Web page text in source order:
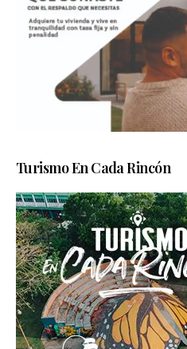
Turismo En Cada Rincón